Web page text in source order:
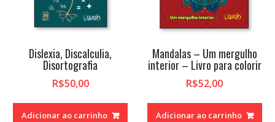
Dislexia, Discalculia,
Disortografia
R$50,00
Adicionar ao carrinho
Mandalas – Um mergulho
interior – Livro para colorir
R$52,00
Adicionar ao carrinho